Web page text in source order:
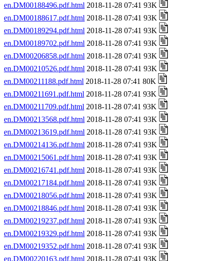
en.DM00188496.pdf.html 2018-11-28 07:41 93K
en.DM00188617.pdf.html 2018-11-28 07:41 93K
en.DM00189294.pdf.html 2018-11-28 07:41 93K
en.DM00189702.pdf.html 2018-11-28 07:41 93K
en.DM00206858.pdf.html 2018-11-28 07:41 93K
en.DM00210526.pdf.html 2018-11-28 07:41 93K
en.DM00211188.pdf.html 2018-11-28 07:41 80K
en.DM00211691.pdf.html 2018-11-28 07:41 93K
en.DM00211709.pdf.html 2018-11-28 07:41 93K
en.DM00213568.pdf.html 2018-11-28 07:41 93K
en.DM00213619.pdf.html 2018-11-28 07:41 93K
en.DM00214136.pdf.html 2018-11-28 07:41 93K
en.DM00215061.pdf.html 2018-11-28 07:41 93K
en.DM00216741.pdf.html 2018-11-28 07:41 93K
en.DM00217184.pdf.html 2018-11-28 07:41 93K
en.DM00218056.pdf.html 2018-11-28 07:41 93K
en.DM00218846.pdf.html 2018-11-28 07:41 93K
en.DM00219237.pdf.html 2018-11-28 07:41 93K
en.DM00219329.pdf.html 2018-11-28 07:41 93K
en.DM00219352.pdf.html 2018-11-28 07:41 93K
en.DM00220163.pdf.html 2018-11-28 07:41 93K